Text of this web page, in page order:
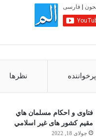
پرخواننده نظرها
فتاوى و احكام مسلمان هاي
مقيم كشور هاى غير اسلامي
جولای 18, 2022